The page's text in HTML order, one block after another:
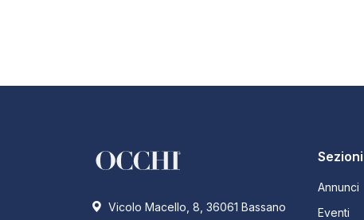
Vicolo Macello, 8, 36061 Bassano
Sezioni
Annunci
Eventi